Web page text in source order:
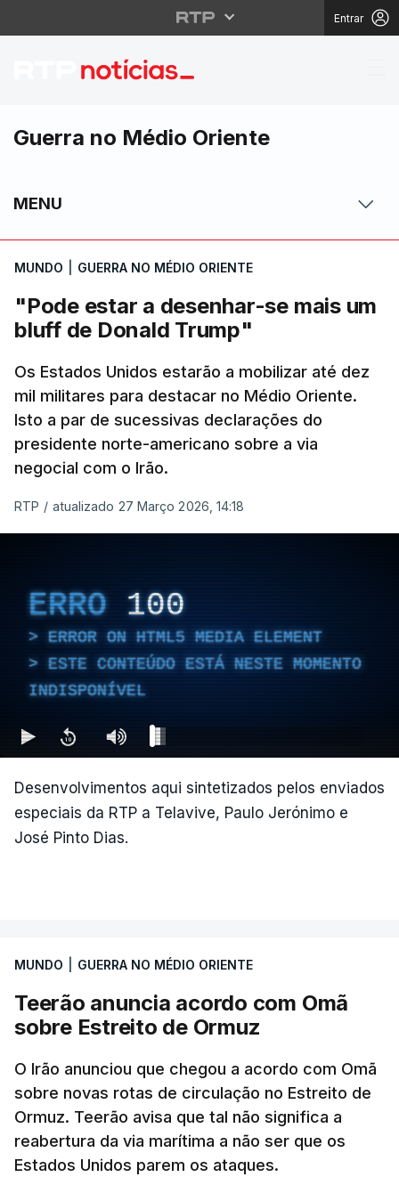
Entrar
"Pode estar a
Guerra no Médio Oriente
MENU
MUNDO GUERRA NO MÉDIO ORIENTE
"Pode estar a desenhar-se mais um
bluff de Donald Trump"
Os Estados Unidos estarão a mobilizar até dez
mil militares para destacar no Médio Oriente.
Isto a par de sucessivas declarações do
presidente norte-americano sobre a via
negocial com o Irão.
RTP / atualizado 27 Março 2026, 14:18
ERRO 100
ERROR ON HTML5 MEDIA ELEMENT
ESTE CONTEÚDO ESTÁ NESTE MOMENTO
INDISPONÍVEL
Desenvolvimentos aqui sintetizados pelos enviados
especiais da RTP a Telavive, Paulo Jerónimo e
José Pinto Dias.
MUNDO GUERRA NO MÉDIO ORIENTE
Teerão anuncia acordo com Omã
sobre Estreito de Ormuz
O Irão anunciou que chegou a acordo com Omã
sobre novas rotas de circulação no Estreito de
Ormuz. Teerão avisa que tal não significa a
reabertura da via marítima a não ser que os
Estados Unidos parem os ataques.